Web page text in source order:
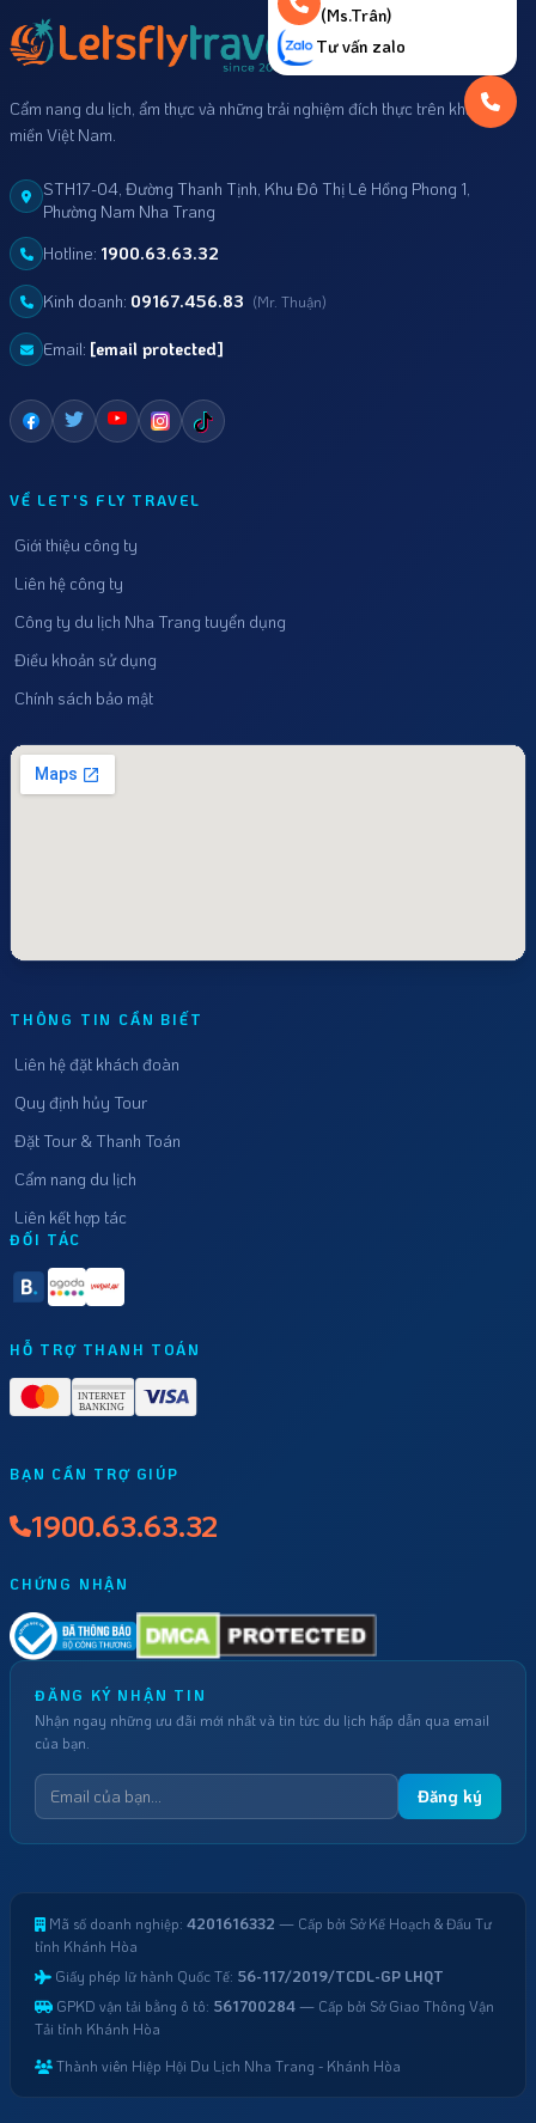
(Ms.Trân)
Tư vấn zalo
Cẩm nang du lịch, ẩm thực và những trải nghiệm đích thực trên khắp mọi
miền Việt Nam.
STH17-04, Đường Thanh Tịnh, Khu Đô Thị Lê Hồng Phong 1,
Phường Nam Nha Trang
Hotline: 1900.63.63.32
Kinh doanh: 09167.456.83 (Mr. Thuận)
Email: [email protected]
VỀ LET'S FLY TRAVEL
Giới thiệu công ty
Liên hệ công ty
Công ty du lịch Nha Trang tuyển dụng
Điều khoản sử dụng
Chính sách bảo mật
THÔNG TIN CẦN BIẾT
Liên hệ đặt khách đoàn
Quy định hủy Tour
Đặt Tour & Thanh Toán
Cẩm nang du lịch
Liên kết hợp tác
ĐỐI TÁC
HỖ TRỢ THANH TOÁN
BẠN CẦN TRỢ GIÚP
1900.63.63.32
CHỨNG NHẬN
ĐĂNG KÝ NHẬN TIN
Nhận ngay những ưu đãi mới nhất và tin tức du lịch hấp dẫn qua email
của bạn.
Đăng ký
Mã số doanh nghiệp: 4201616332 — Cấp bởi Sở Kế Hoạch & Đầu Tư
tỉnh Khánh Hòa
Giấy phép lữ hành Quốc Tế: 56-117/2019/TCDL-GP LHQT
GPKD vận tải bằng ô tô: 561700284— Cấp bởi Sở Giao Thông Vận
Tải tỉnh Khánh Hòa
Thành viên Hiệp Hội Du Lịch Nha Trang - Khánh Hòa